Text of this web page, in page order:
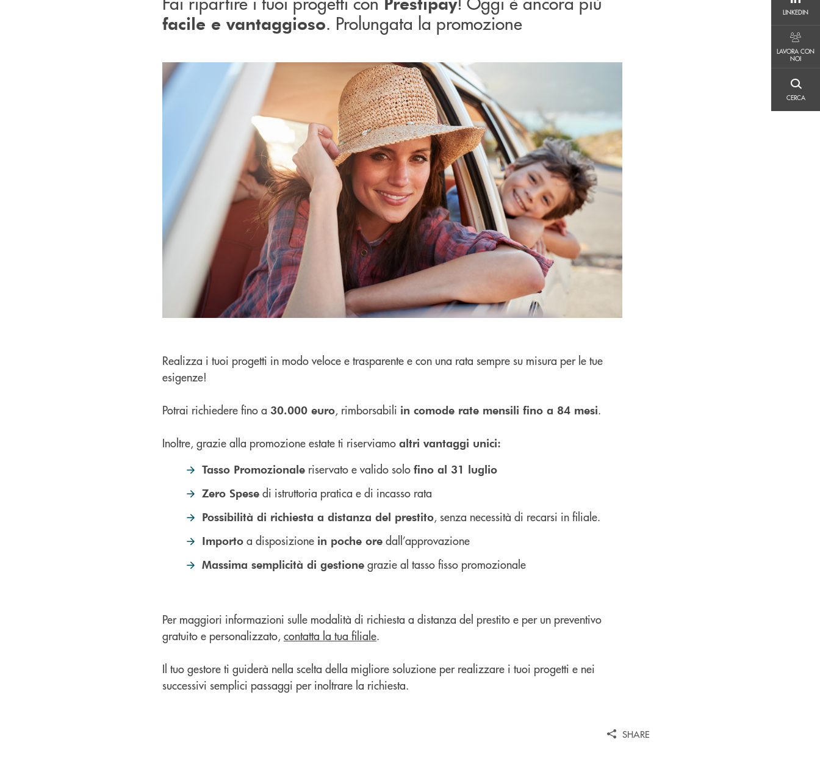
LINKEDIN
LAVORA CON
NOI
CERCA
facile e vantaggioso. Prolungata la promozione
Realizza i tuoi progetti in modo veloce e trasparente e con una rata sempre su misura per le tue
esigenze!
Potrai richiedere fino a 30.000 euro, rimborsabili in comode rate mensili fino a 84 mesi.
Inoltre, grazie alla promozione estate ti riserviamo altri vantaggi unici:
Tasso Promozionale riservato e valido solo fino al 31 luglio
Zero Spese di istruttoria pratica e di incasso rata
Possibilità di richiesta a distanza del prestito, senza necessità di recarsi in filiale.
Importo a disposizione in poche ore dall’approvazione
Massima semplicità di gestione grazie al tasso fisso promozionale
Per maggiori informazioni sulle modalità di richiesta a distanza del prestito e per un preventivo
gratuito e personalizzato, contatta la tua filiale.
Il tuo gestore ti guiderà nella scelta della migliore soluzione per realizzare i tuoi progetti e nei
successivi semplici passaggi per inoltrare la richiesta.
SHARE